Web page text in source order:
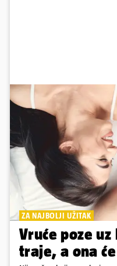
ZA NAJBOLJI UŽITAK
Vruće poze
traje, a ona